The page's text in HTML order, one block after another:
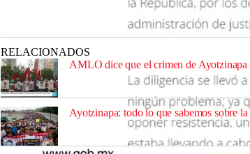
aprehensión contra elementos del Ejército Mexicano
Iguala, del 26 y 27 de septiembre de 2014.
RELACIONADOS
AMLO dice que el crimen de Ayotzinapa
Ayotzinapa: todo lo que sabemos sobre